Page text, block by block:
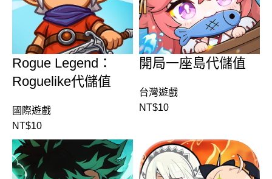
Rogue Legend：
Roguelike代儲值
國際遊戲
NT$10
開局一座島代儲值
台灣遊戲
NT$10